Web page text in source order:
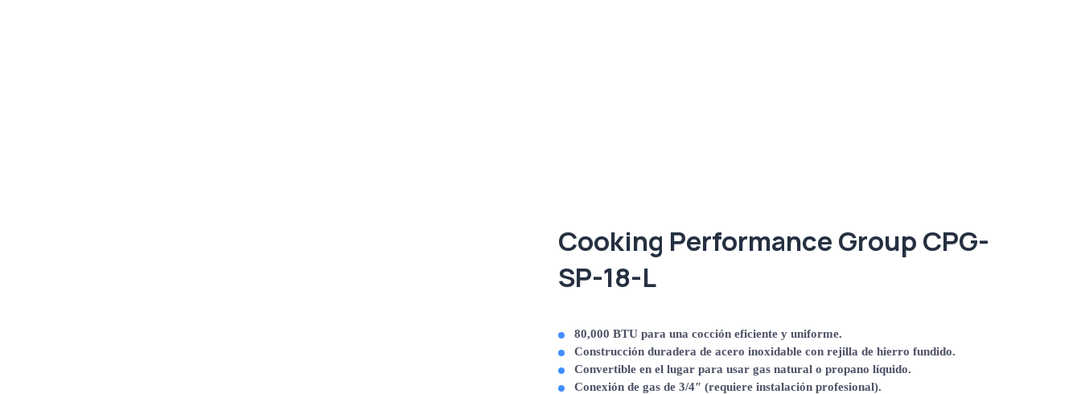
Cooking Performance Group CPG-
SP-18-L
80,000 BTU para una cocción eficiente y uniforme.
Construcción duradera de acero inoxidable con rejilla de hierro fundido.
Convertible en el lugar para usar gas natural o propano líquido.
Conexión de gas de 3/4″ (requiere instalación profesional).